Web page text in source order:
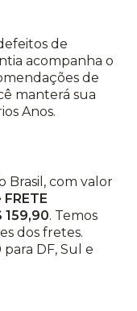
de
acompanha o
de
manterá sua
Anos.
Brasil, com valor
FRETE
159,90. Temos
dos fretes.
para DF, Sul e